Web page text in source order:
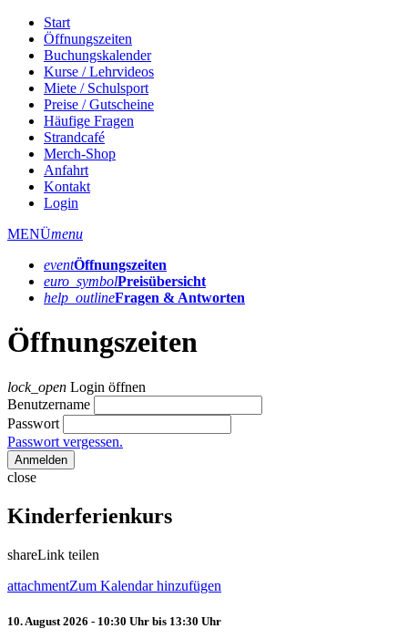
Start
Öffnungszeiten
Buchungskalender
Kurse / Lehrvideos
Miete / Schulsport
Preise / Gutscheine
Häufige Fragen
Strandcafé
Merch-Shop
Anfahrt
Kontakt
Login
MENÜmenu
eventÖffnungs­zeiten
euro_symbolPreis­übersicht
help_outlineFragen & Antworten
Öffnungszeiten
lock_open Login öffnen
Benutzername
Passwort
Passwort vergessen.
Anmelden
close
Kinderferienkurs
shareLink teilen
attachmentZum Kalendar hinzufügen
10. August 2026 - 10:30 Uhr bis 13:30 Uhr